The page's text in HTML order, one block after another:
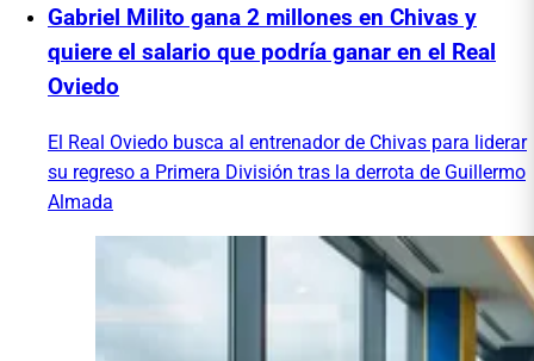
Gabriel Milito gana 2 millones en Chivas y
quiere el salario que podría ganar en el Real
Oviedo
El Real Oviedo busca al entrenador de Chivas para liderar
su regreso a Primera División tras la derrota de Guillermo
Almada